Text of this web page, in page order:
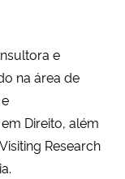
e
na área de
Direito, além
Research